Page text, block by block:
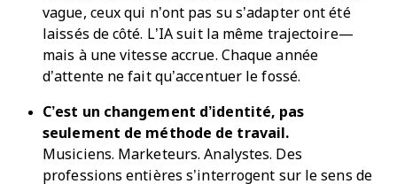
vague, ceux qui n’ont pas su s’adapter ont été
laissés de côté. L’IA suit la même trajectoire—
mais à une vitesse accrue. Chaque année
d’attente ne fait qu’accentuer le fossé.
C’est un changement d’identité, pas
seulement de méthode de travail.
Musiciens. Marketeurs. Analystes. Des
professions entières s’interrogent sur le sens de